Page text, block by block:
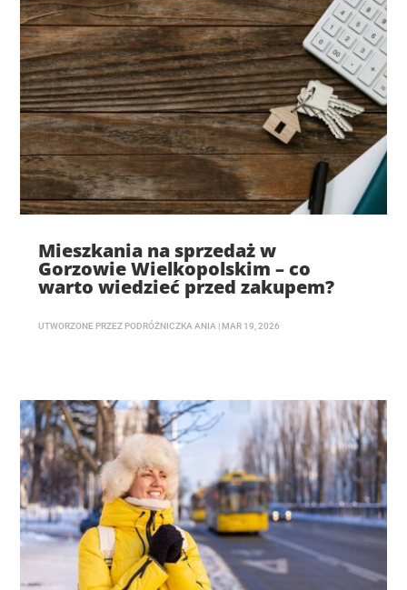
Mieszkania na sprzedaż w
Gorzowie Wielkopolskim – co
warto wiedzieć przed zakupem?
UTWORZONE PRZEZ PODRÓŻNICZKA ANIA | MAR 19, 2026